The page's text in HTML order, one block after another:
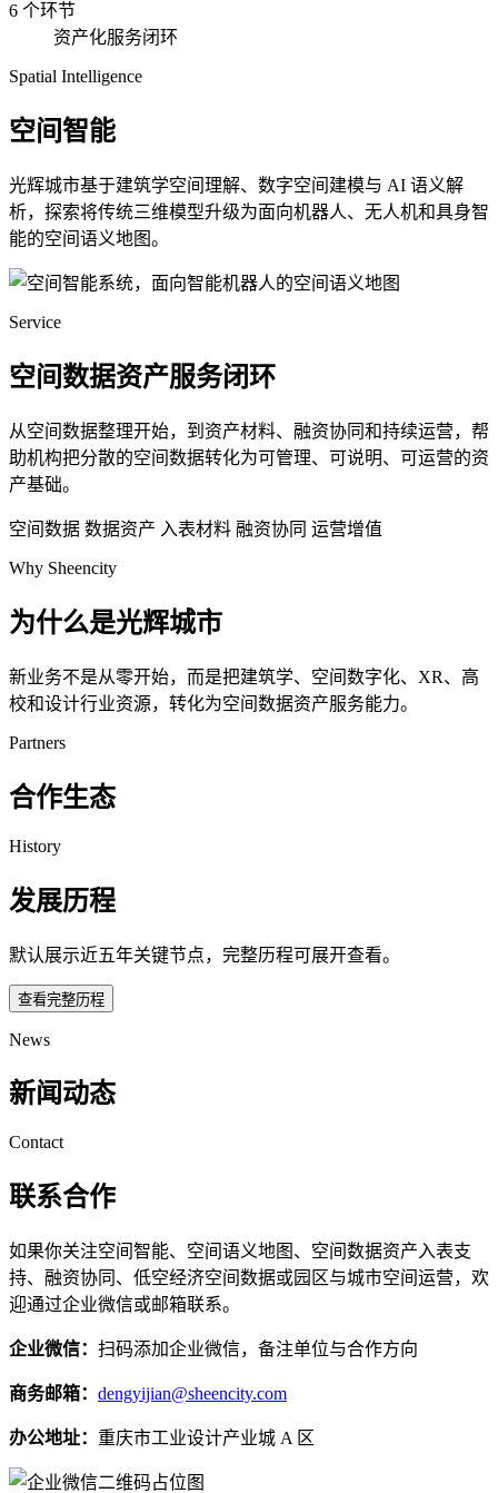
6 个环节
资产化服务闭环
Spatial Intelligence
空间智能
光辉城市基于建筑学空间理解、数字空间建模与 AI 语义解
析，探索将传统三维模型升级为面向机器人、无人机和具身智
能的空间语义地图。
Service
空间数据资产服务闭环
从空间数据整理开始，到资产材料、融资协同和持续运营，帮
助机构把分散的空间数据转化为可管理、可说明、可运营的资
产基础。
空间数据 数据资产 入表材料 融资协同 运营增值
Why Sheencity
为什么是光辉城市
新业务不是从零开始，而是把建筑学、空间数字化、XR、高
校和设计行业资源，转化为空间数据资产服务能力。
Partners
合作生态
History
发展历程
默认展示近五年关键节点，完整历程可展开查看。
查看完整历程
News
新闻动态
Contact
联系合作
如果你关注空间智能、空间语义地图、空间数据资产入表支
持、融资协同、低空经济空间数据或园区与城市空间运营，欢
迎通过企业微信或邮箱联系。
企业微信： 扫码添加企业微信，备注单位与合作方向
商务邮箱： dengyijian@sheencity.com
办公地址： 重庆市工业设计产业城 A 区